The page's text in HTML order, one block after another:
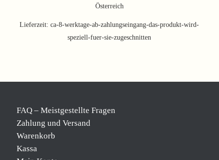
114,00 €
Österreich
Lieferzeit:ca-8-werktage-ab-zahlungseingang-das-produkt-wird-
speziell-fuer-sie-zugeschnitten
FAQ – Meistgestellte Fragen
Zahlung und Versand
Warenkorb
Kassa